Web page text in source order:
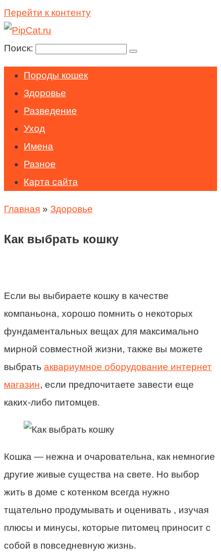
Перейти к контенту
Поиск:
Породы кошек
Здоровье
Разведение
Уход
Имена
Разное
Карта сайта
Главная » Здоровье
Как выбрать кошку
Если вы выбираете кошку в качестве
компаньона, хорошо помнить о некоторых
фундаментальных вещах для максимально
мирной совместной жизни, также вы можете
выбрать аквариумное оборудование интернет
магазин, если предпочитаете завести еще
каких-либо питомцев.
Кошка — нежна и очаровательна, как немногие
другие живые существа на свете. Но выбор
жить в доме с котенком всегда нужно
тщательно продумывать и оценивать , изучая
плюсы и минусы, которые питомец приносит с
собой в повседневную жизнь.